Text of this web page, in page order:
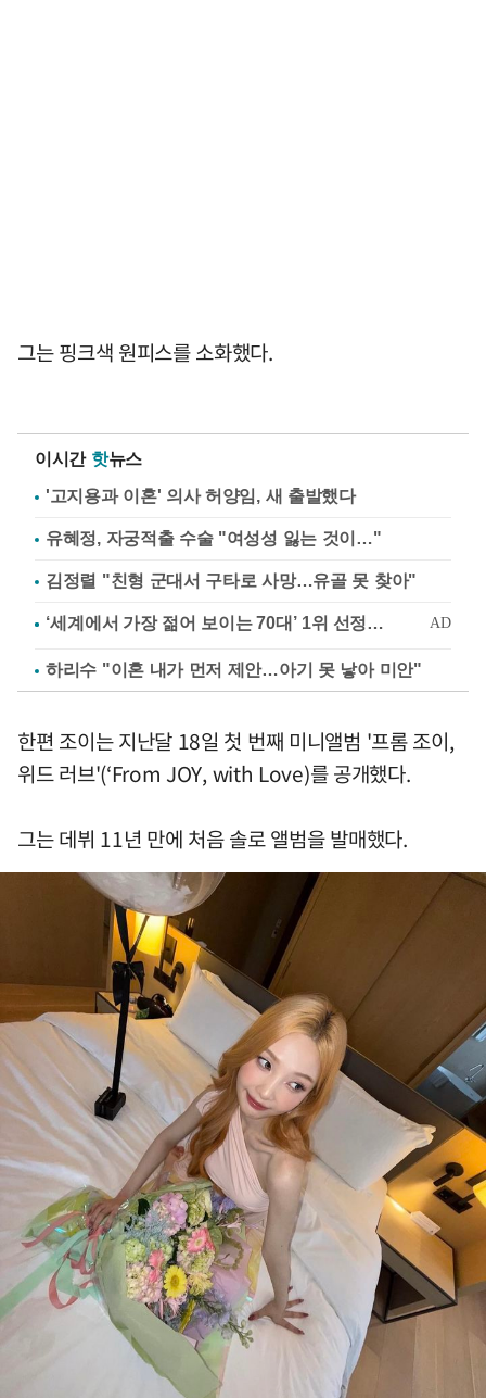
그는 핑크색 원피스를 소화했다.
이시간 핫뉴스
'고지용과 이혼' 의사 허양임, 새 출발했다
유혜정, 자궁적출 수술 "여성성 잃는 것이…"
김정렬 "친형 군대서 구타로 사망…유골 못 찾아"
하리수 "이혼 내가 먼저 제안…아기 못 낳아 미안"
한편 조이는 지난달 18일 첫 번째 미니앨범 '프롬 조이,
위드 러브'(‘From JOY, with Love)를 공개했다.
그는 데뷔 11년 만에 처음 솔로 앨범을 발매했다.